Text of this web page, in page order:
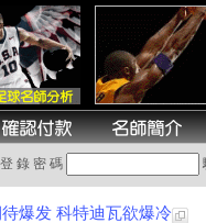
登 錄 密 碼
爆发 科特迪瓦欲爆冷